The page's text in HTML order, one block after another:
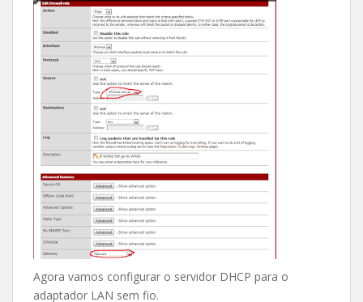
Agora vamos configurar o servidor DHCP para o
adaptador LAN sem fio.